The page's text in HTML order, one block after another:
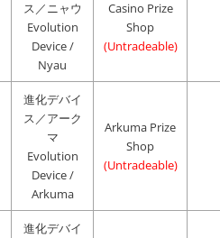
ス／ニャウ
Evolution
Device /
Nyau
Casino Prize
Shop
(Untradeable)
進化デバイ
ス／アーク
マ
Evolution
Device /
Arkuma
Arkuma Prize
Shop
(Untradeable)
進化デバイ